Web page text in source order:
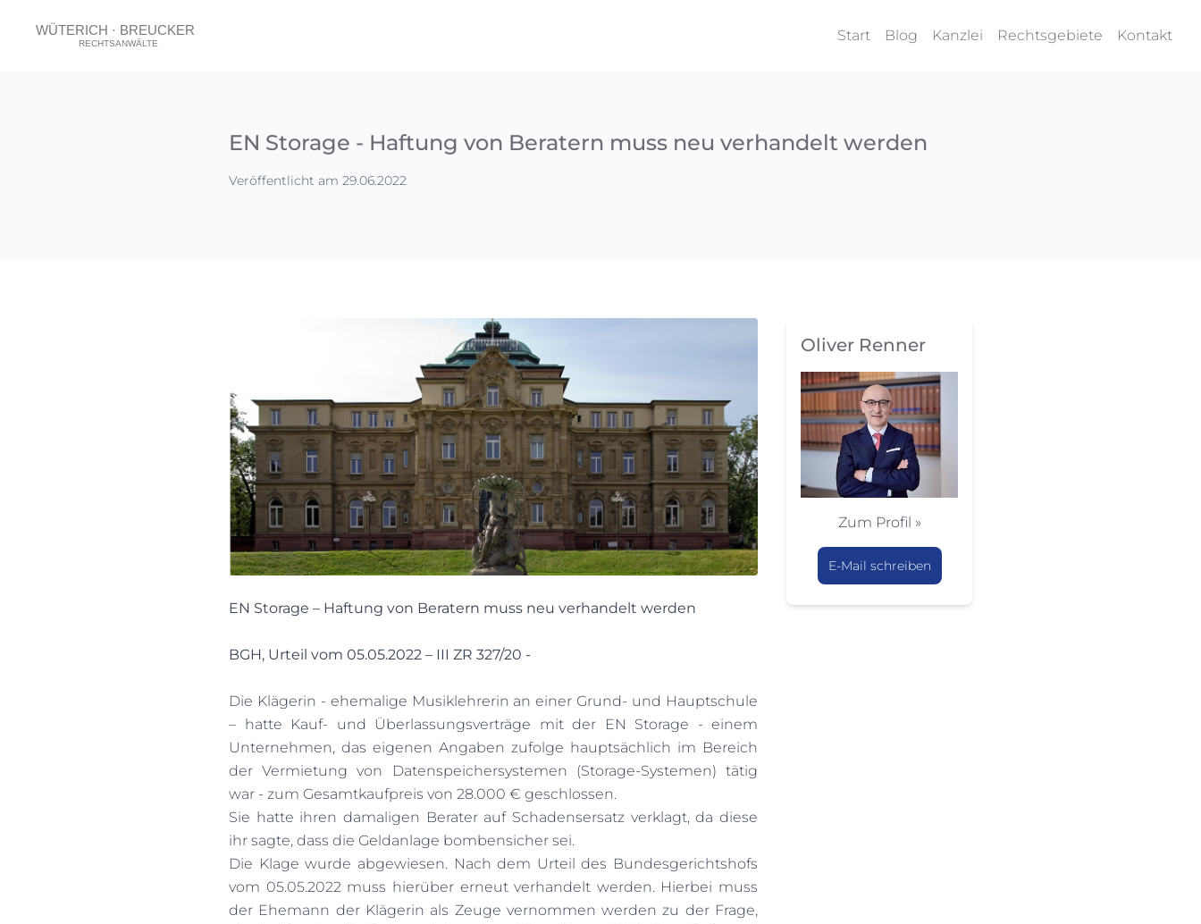
Start Blog Kanzlei Rechtsgebiete Kontakt
EN Storage - Haftung von Beratern muss neu verhandelt werden
Veröffentlicht am 29.06.2022
EN Storage – Haftung von Beratern muss neu verhandelt werden
BGH, Urteil vom 05.05.2022 – III ZR 327/20 -
Die Klägerin - ehemalige Musiklehrerin an einer Grund- und Hauptschule
– hatte Kauf- und Überlassungsverträge mit der EN Storage - einem
Unternehmen, das eigenen Angaben zufolge hauptsächlich im Bereich
der Vermietung von Datenspeichersystemen (Storage-Systemen) tätig
war - zum Gesamtkaufpreis von 28.000 € geschlossen.
Sie hatte ihren damaligen Berater auf Schadensersatz verklagt, da diese
ihr sagte, dass die Geldanlage bombensicher sei.
Die Klage wurde abgewiesen. Nach dem Urteil des Bundesgerichtshofs
vom 05.05.2022 muss hierüber erneut verhandelt werden. Hierbei muss
der Ehemann der Klägerin als Zeuge vernommen werden zu der Frage,
Oliver Renner
Zum Profil »
E-Mail schreiben